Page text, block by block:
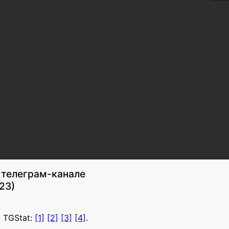
канале
TGStat: [1] [2] [3] [4] .